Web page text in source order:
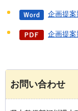
企画提案
企画提案
お問い合わせ